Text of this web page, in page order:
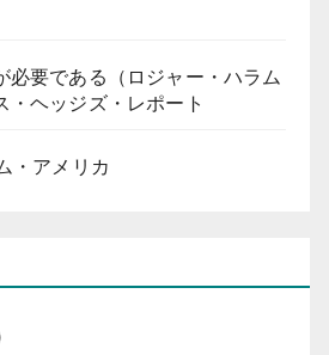
必要である（ロジャー・ハラム
・ヘッジズ・レポート
・アメリカ